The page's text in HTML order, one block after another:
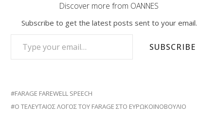
Discover more from OANNES
Subscribe to get the latest posts sent to your email.
TYPE YOUR EMAIL…
SUBSCRIBE
FARAGE FAREWELL SPEECH
Ο ΤΕΛΕΥΤΑΙΟΣ ΛΟΓΟΣ ΤΟΥ FARAGE ΣΤΟ ΕΥΡΩΚΟΙΝΟΒΟΥΛΙΟ